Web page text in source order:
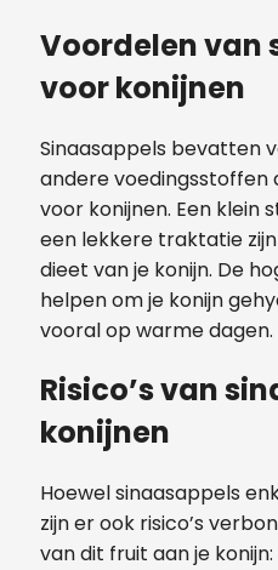
Voordelen van
voor konijnen
Sinaasappels bevatten
andere voedingsstoffen
voor konijnen. Een klein
een lekkere traktatie
dieet van je konijn. De
helpen om je konijn
vooral op warme dagen.
Risico’s van
konijnen
Hoewel sinaasappels
zijn er ook risico’s
van dit fruit aan je konijn: